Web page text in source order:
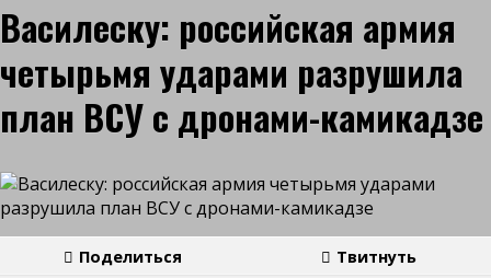
Василеску: российская армия
четырьмя ударами разрушила
план ВСУ с дронами-камикадзе
Поделиться
Твитнуть